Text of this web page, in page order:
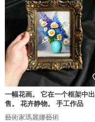
一幅花画。 它在一个框架中出
售。 花卉静物。 手工作品
藝術家瑪麗娜藝術